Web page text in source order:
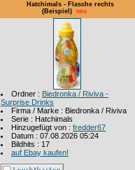
Hatchimals - Flasche rechts
(Beispiel)
neu
Ordner : Biedronka / Riviva -
Surprise Drinks
Firma / Marke : Biedronka / Riviva
Serie : Hatchimals
Hinzugefügt von : fredder67
Datum : 07.08.2026 05:24
Bildhits : 17
auf Ebay kaufen!